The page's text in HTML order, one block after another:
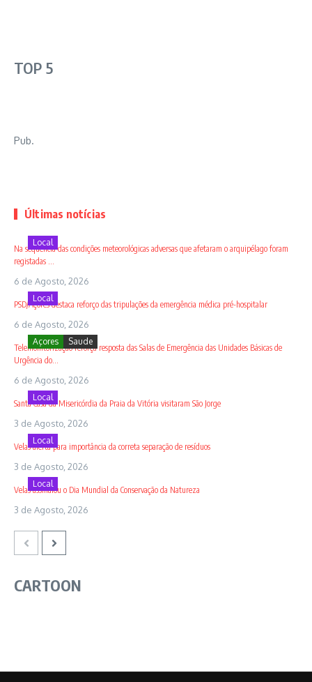
TOP 5
Pub.
Últimas notícias
Local
Na sequência das condições meteorológicas adversas que afetaram o arquipélago foram
registadas ...
6 de Agosto, 2026
Local
PSD/Açores destaca reforço das tripulações da emergência médica pré-hospitalar
6 de Agosto, 2026
Açores Saude
Telemonitorização reforça resposta das Salas de Emergência das Unidades Básicas de
Urgência do...
6 de Agosto, 2026
Local
Santa Casa da Misericórdia da Praia da Vitória visitaram São Jorge
3 de Agosto, 2026
Local
Velas alerta para importância da correta separação de resíduos
3 de Agosto, 2026
Local
Velas assinalou o Dia Mundial da Conservação da Natureza
3 de Agosto, 2026
CARTOON